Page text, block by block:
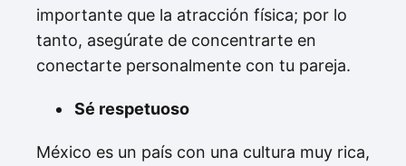
importante que la atracción física; por lo
tanto, asegúrate de concentrarte en
conectarte personalmente con tu pareja.
Sé respetuoso
México es un país con una cultura muy rica,